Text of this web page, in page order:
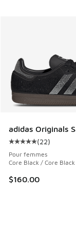
adidas Originals
Cote moyenne
(22)
Pour femmes
Core Black / Core
$160.00